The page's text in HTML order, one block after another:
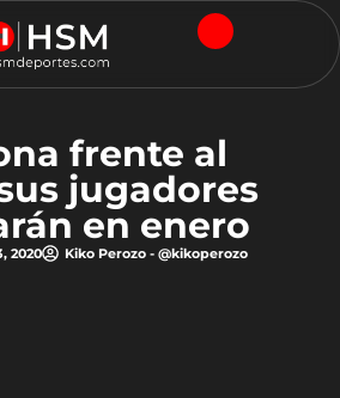
frente al
jugadores
en enero
2020 Kiko Perozo - @kikoperozo